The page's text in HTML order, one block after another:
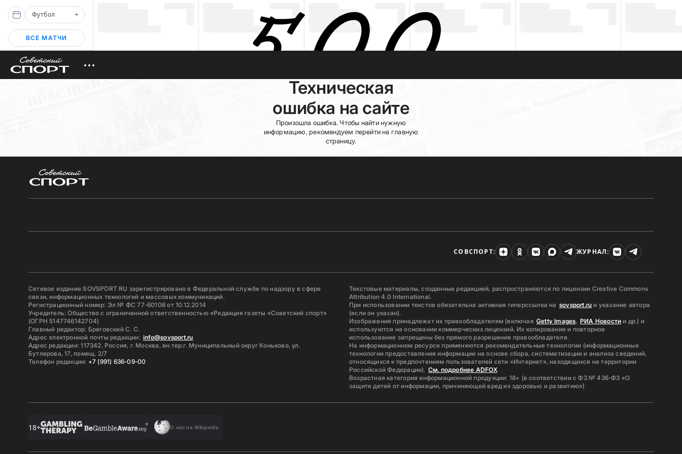
Футбол
ВСЕ МАТЧИ
Техническая
ошибка на сайте
Произошла ошибка. Чтобы найти нужную
информацию, рекомендуем перейти на главную
страницу.
СОВСПОРТ: ЖУРНАЛ:
Сетевое издание SOVSPORT RU зарегистрировано в Федеральной службе по надзору в сфере
связи, информационных технологий и массовых коммуникаций.
Регистрационный номер: Эл № ФС 77-60106 от 10.12.2014
Учредитель: Общество с ограниченной ответственностью «Редакция газеты «Советский спорт»
(ОГРН 5147746142704)
Главный редактор: Бреговский С. С.
Адрес электронной почты редакции: info@sovsport.ru
Адрес редакции: 117342, Россия, г. Москва, вн.тер.г. Муниципальный округ Коньково, ул.
Бутлерова, 17, помещ. 2/7
Телефон редакции: +7 (991) 636-09-00
Текстовые материалы, созданные редакцией, распространяются по лицензии Creative Commons
Attribution 4.0 International.
При использовании текстов обязательна активная гиперссылка на sovsport.ru и указание автора
(если он указан).
Изображения принадлежат их правообладателям (включая Getty Images, РИА Новости и др.) и
используются на основании коммерческих лицензий. Их копирование и повторное
использование запрещены без прямого разрешения правообладателя.
На информационном ресурсе применяются рекомендательные технологии (информационные
технологии предоставления информации на основе сбора, систематизации и анализа сведений,
относящихся к предпочтениям пользователей сети «Интернет», находящихся на территории
Российской Федерации). См. подробнее ADFOX
Возрастная категория информационной продукции: 18+ (в соответствии с ФЗ № 436-ФЗ «О
защите детей от информации, причиняющей вред их здоровью и развитию»)
18+ О нас на Wikipedia